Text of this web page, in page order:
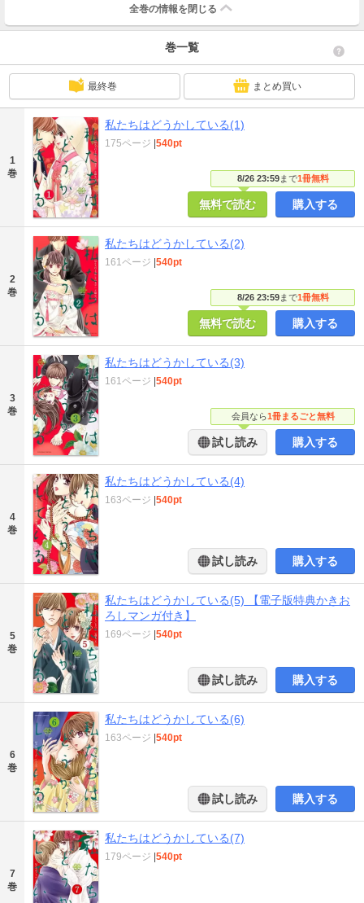
全巻の情報を 閉じる
巻一覧
最終巻 まとめ買い
1
巻
私たちはどうかしている(1)
8/26 23:59まで1冊無料
175ページ 540pt
無料で読む 購入する
2
巻
私たちはどうかしている(2)
8/26 23:59まで1冊無料
161ページ 540pt
無料で読む 購入する
3
巻
私たちはどうかしている(3)
会員なら1冊まるごと無料
161ページ 540pt
試し読み 購入する
4
巻
私たちはどうかしている(4)
163ページ 540pt
試し読み 購入する
5
巻
私たちはどうかしている(5) 【電子版特典かきお
ろしマンガ付き】
169ページ 540pt
試し読み 購入する
6
巻
私たちはどうかしている(6)
163ページ 540pt
試し読み 購入する
7
巻
私たちはどうかしている(7)
179ページ 540pt